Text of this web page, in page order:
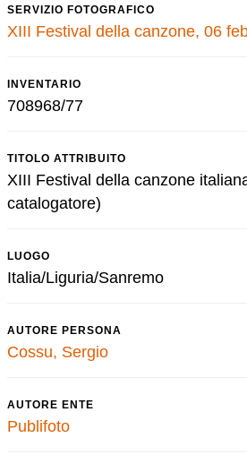
SERVIZIO FOTOGRAFICO
XIII Festival della canzone, 06
INVENTARIO
708968/77
TITOLO ATTRIBUITO
XIII Festival della canzone
catalogatore)
LUOGO
Italia/Liguria/Sanremo
AUTORE PERSONA
Cossu, Sergio
AUTORE ENTE
Publifoto